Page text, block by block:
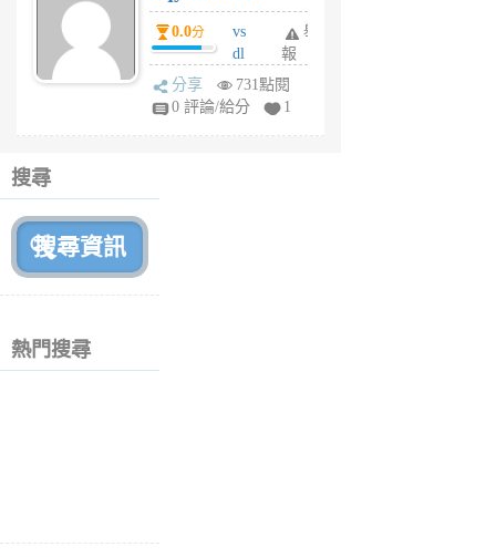
個
月
前
0.0分
vs
dl
sq
fy
舉
報
分享
731點閱
0 評論/給分
1
搜尋
熱門搜尋